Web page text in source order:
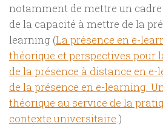
notamment de mettre un
de la capacité à mettre de la
learning (La présence en e-
théorique et perspectives pour
de la présence à distance en e-
de la présence en e-learning.
théorique au service de la
contexte universitaire.)